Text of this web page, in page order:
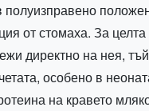
от стомаха. За
директно на нея,
особено в
на кравето